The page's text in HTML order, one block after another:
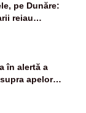
pe Dunăre:
reiau
în alertă a
apelor
două F-16